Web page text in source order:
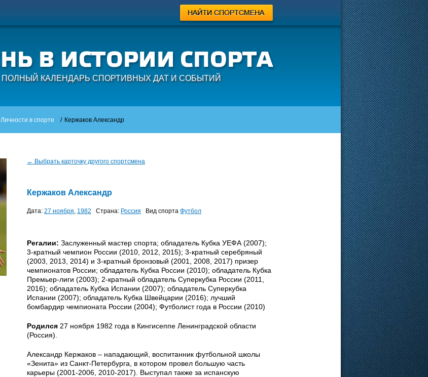
ПОЛНЫЙ КАЛЕНДАРЬ СПОРТИВНЫХ ДАТ И СОБЫТИЙ
Личности в спорте / Кержаков Александр
← Выбрать карточку другого спортсмена
Кержаков Александр
Дата: 27 ноября, 1982 Страна: Россия Вид спорта Футбол
Регалии: Заслуженный мастер спорта; обладатель Кубка УЕФА (2007);
3-кратный чемпион России (2010, 2012, 2015); 3-кратный серебряный
(2003, 2013, 2014) и 3-кратный бронзовый (2001, 2008, 2017) призер
чемпионатов России; обладатель Кубка России (2010); обладатель Кубка
Премьер-лиги (2003); 2-кратный обладатель Суперкубка России (2011,
2016); обладатель Кубка Испании (2007); обладатель Суперкубка
Испании (2007); обладатель Кубка Швейцарии (2016); лучший
бомбардир чемпионата России (2004); Футболист года в России (2010)
Родился 27 ноября 1982 года в Кингисеппе Ленинградской области
(Россия).
Александр Кержаков – нападающий, воспитанник футбольной школы
«Зенита» из Санкт-Петербурга, в котором провел большую часть
карьеры (2001-2006, 2010-2017). Выступал также за испанскую